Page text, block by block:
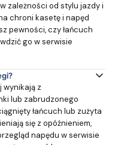
zależności od stylu jazdy i
chroni kasetę i napęd
pewności, czy łańcuch
go w serwisie
wynikają z
lub zabrudzonego
łańcuch lub zużyta
się z opóźnieniem,
napędu w serwisie